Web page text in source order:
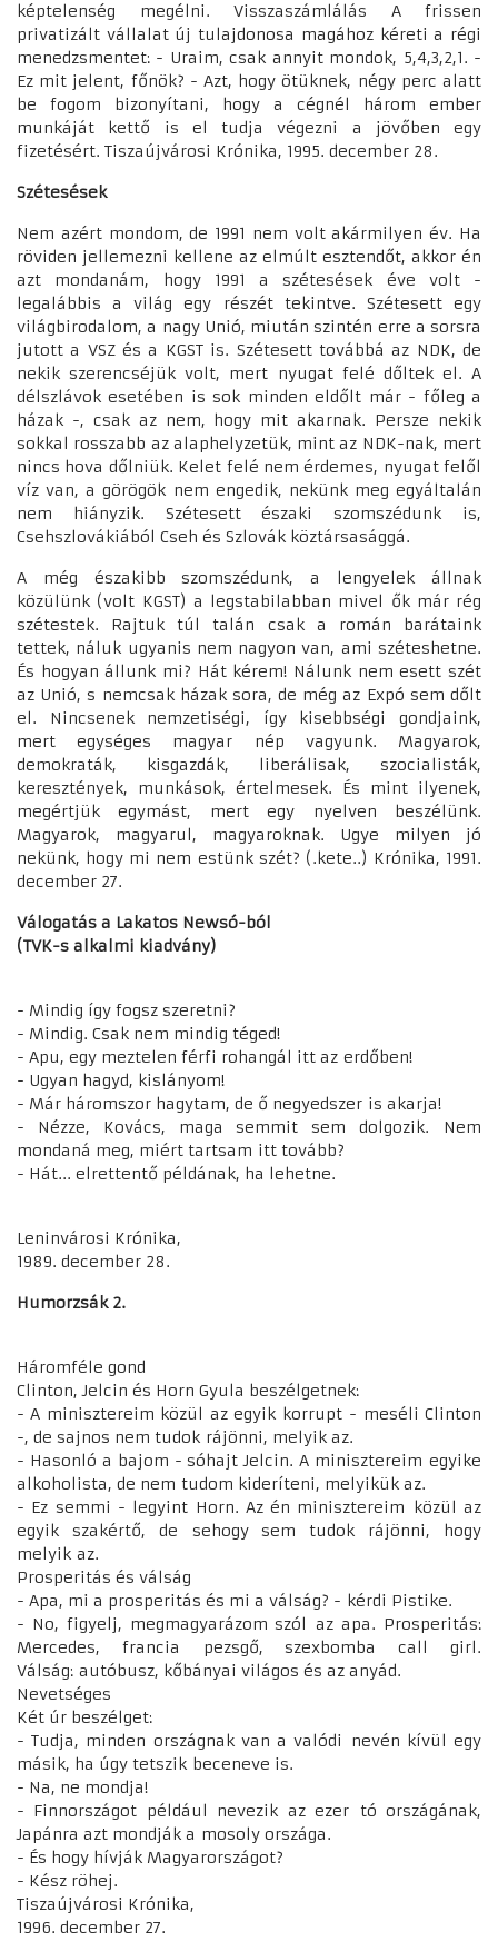
képtelenség megélni. Visszaszámlálás A frissen
privatizált vállalat új tulajdonosa magához kéreti a régi
menedzsmentet: - Uraim, csak annyit mondok, 5,4,3,2,1. -
Ez mit jelent, főnök? - Azt, hogy ötüknek, négy perc alatt
be fogom bizonyítani, hogy a cégnél három ember
munkáját kettő is el tudja végezni a jövőben egy
fizetésért. Tiszaújvárosi Krónika, 1995. december 28.
Szétesések
Nem azért mondom, de 1991 nem volt akármilyen év. Ha
röviden jellemezni kellene az elmúlt esztendőt, akkor én
azt mondanám, hogy 1991 a szétesések éve volt -
legalábbis a világ egy részét tekintve. Szétesett egy
világbirodalom, a nagy Unió, miután szintén erre a sorsra
jutott a VSZ és a KGST is. Szétesett továbbá az NDK, de
nekik szerencséjük volt, mert nyugat felé dőltek el. A
délszlávok esetében is sok minden eldőlt már - főleg a
házak -, csak az nem, hogy mit akarnak. Persze nekik
sokkal rosszabb az alaphelyzetük, mint az NDK-nak, mert
nincs hova dőlniük. Kelet felé nem érdemes, nyugat felől
víz van, a görögök nem engedik, nekünk meg egyáltalán
nem hiányzik. Szétesett északi szomszédunk is,
Csehszlovákiából Cseh és Szlovák köztársasággá.
A még északibb szomszédunk, a lengyelek állnak
közülünk (volt KGST) a legstabilabban mivel ők már rég
szétestek. Rajtuk túl talán csak a román barátaink
tettek, náluk ugyanis nem nagyon van, ami széteshetne.
És hogyan állunk mi? Hát kérem! Nálunk nem esett szét
az Unió, s nemcsak házak sora, de még az Expó sem dőlt
el. Nincsenek nemzetiségi, így kisebbségi gondjaink,
mert egységes magyar nép vagyunk. Magyarok,
demokraták, kisgazdák, liberálisak, szocialisták,
keresztények, munkások, értelmesek. És mint ilyenek,
megértjük egymást, mert egy nyelven beszélünk.
Magyarok, magyarul, magyaroknak. Ugye milyen jó
nekünk, hogy mi nem estünk szét? (.kete..) Krónika, 1991.
december 27.
Válogatás a Lakatos Newsó-ból
(TVK-s alkalmi kiadvány)
- Mindig így fogsz szeretni?
- Mindig. Csak nem mindig téged!
- Apu, egy meztelen férfi rohangál itt az erdőben!
- Ugyan hagyd, kislányom!
- Már háromszor hagytam, de ő negyedszer is akarja!
- Nézze, Kovács, maga semmit sem dolgozik. Nem
mondaná meg, miért tartsam itt tovább?
- Hát... elrettentő példának, ha lehetne.
Leninvárosi Krónika,
1989. december 28.
Humorzsák 2.
Háromféle gond
Clinton, Jelcin és Horn Gyula beszélgetnek:
- A minisztereim közül az egyik korrupt - meséli Clinton
-, de sajnos nem tudok rájönni, melyik az.
- Hasonló a bajom - sóhajt Jelcin. A minisztereim egyike
alkoholista, de nem tudom kideríteni, melyikük az.
- Ez semmi - legyint Horn. Az én minisztereim közül az
egyik szakértő, de sehogy sem tudok rájönni, hogy
melyik az.
Prosperitás és válság
- Apa, mi a prosperitás és mi a válság? - kérdi Pistike.
- No, figyelj, megmagyarázom szól az apa. Prosperitás:
Mercedes, francia pezsgő, szexbomba call girl.
Válság: autóbusz, kőbányai világos és az anyád.
Nevetséges
Két úr beszélget:
- Tudja, minden országnak van a valódi nevén kívül egy
másik, ha úgy tetszik beceneve is.
- Na, ne mondja!
- Finnországot például nevezik az ezer tó országának,
Japánra azt mondják a mosoly országa.
- És hogy hívják Magyarországot?
- Kész röhej.
Tiszaújvárosi Krónika,
1996. december 27.